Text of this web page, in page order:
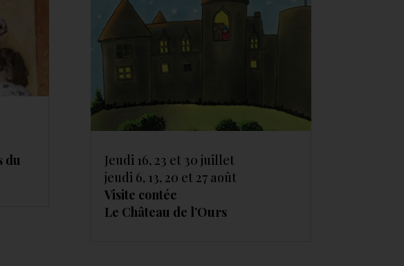
du
Jeudi 16, 23 et 30 juillet
jeudi 6, 13, 20 et 27 août
Visite contée
Le Château de l’Ours